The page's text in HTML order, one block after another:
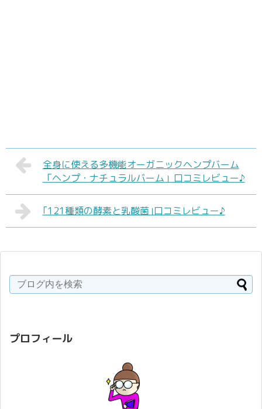
全身に使える多機能オーガニックヘンプバーム
「ヘンプ・ナチュラルバーム」口コミレビュー♪
｢121種類の酵素と乳酸菌｣口コミレビュー♪
プロフィール